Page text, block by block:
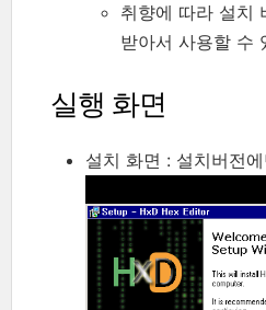
취향에 따라 설치
받아서 사용할 수
실행 화면
설치 화면 : 설치버전